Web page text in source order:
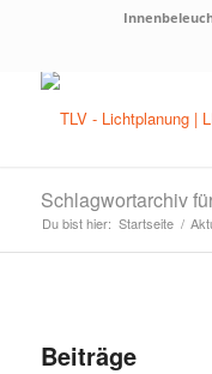
Schlagwortarchiv
Du bist hier: Startseite /
Beiträge